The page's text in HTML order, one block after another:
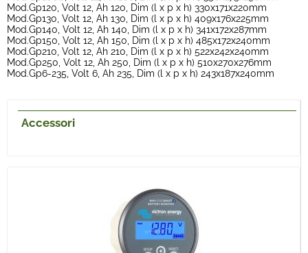
Mod.Gp120, Volt 12, Ah 120, Dim (l x p x h) 330x171x220mm
Mod.Gp130, Volt 12, Ah 130, Dim (l x p x h) 409x176x225mm
Mod.Gp140, Volt 12, Ah 140, Dim (l x p x h) 341x172x287mm
Mod.Gp150, Volt 12, Ah 150, Dim (l x p x h) 485x172x240mm
Mod.Gp210, Volt 12, Ah 210, Dim (l x p x h) 522x242x240mm
Mod.Gp250, Volt 12, Ah 250, Dim (l x p x h) 510x270x276mm
Mod.Gp6-235, Volt 6, Ah 235, Dim (l x p x h) 243x187x240mm
Accessori